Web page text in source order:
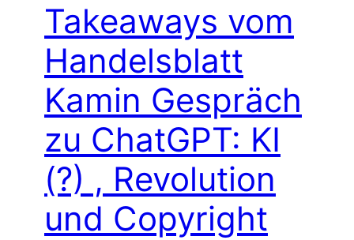
Takeaways vom
Handelsblatt
Kamin Gespräch
zu ChatGPT: KI
(?) , Revolution
und Copyright